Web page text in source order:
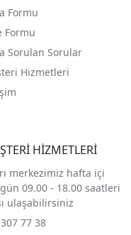
Formu
Formu
Sorulan Sorular
Hizmetleri
HİZMETLERİ
merkezimiz hafta içi
09.00 - 18.00 saatleri
ulaşabilirsiniz
77 38